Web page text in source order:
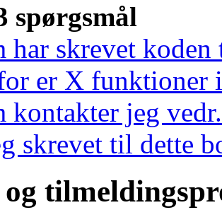
spørgsmål
har skrevet koden
er X funktioner
kontakter jeg
skrevet til dette